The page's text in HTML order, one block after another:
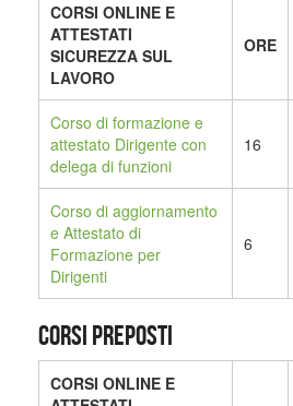
CORSI ONLINE E
ATTESTATI
SICUREZZA SUL
LAVORO
ORE
Corso di formazione e
attestato Dirigente con
delega di funzioni
16
Corso di aggiornamento
e Attestato di
Formazione per
Dirigenti
6
CORSI PREPOSTI
CORSI ONLINE E